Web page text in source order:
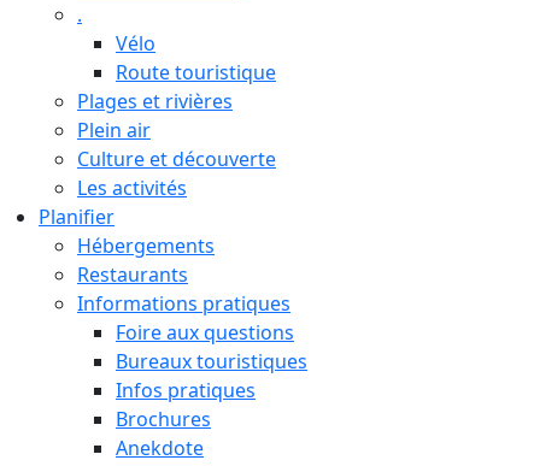
.
Vélo
Route touristique
Plages et rivières
Plein air
Culture et découverte
Les activités
Planifier
Hébergements
Restaurants
Informations pratiques
Foire aux questions
Bureaux touristiques
Infos pratiques
Brochures
Anekdote